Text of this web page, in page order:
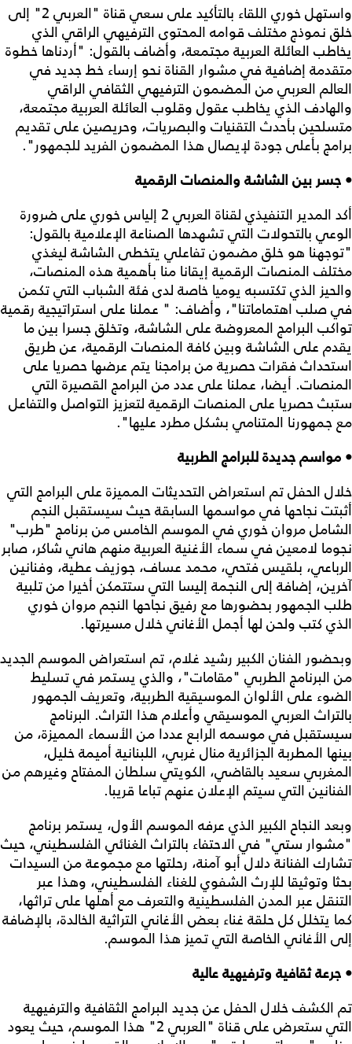
واستهل خوري اللقاء بالتأكيد على سعي قناة "العربي 2" إلى
خلق نموذج مختلف قوامه المحتوى الترفيهي الراقي الذي
يخاطب العائلة العربية مجتمعة، وأضاف بالقول: "أردناها خطوة
متقدمة إضافية في مشوار القناة نحو إرساء خط جديد في
العالم العربي من المضمون الترفيهي الثقافي الراقي
والهادف الذي يخاطب عقول وقلوب العائلة العربية مجتمعة،
متسلحين بأحدث التقنيات والبصريات، وحريصين على تقديم
برامج بأعلى جودة لإيصال هذا المضمون الفريد للجمهور".
• جسر بين الشاشة والمنصات الرقمية
أكد المدير التنفيذي لقناة العربي 2 إلياس خوري على ضرورة
الوعي بالتحولات التي تشهدها الصناعة الإعلامية بالقول:
"توجهنا هو خلق مضمون تفاعلي يتخطى الشاشة ليغذي
مختلف المنصات الرقمية إيقانا منا بأهمية هذه المنصات،
والحيز الذي تكتسبه يوميا خاصة لدى فئة الشباب التي تكمن
في صلب اهتماماتنا"، وأضاف: " عملنا على استراتيجية رقمية
تواكب البرامج المعروضة على الشاشة، وتخلق جسرا بين ما
يقدم على الشاشة وبين كافة المنصات الرقمية، عن طريق
استحداث فقرات حصرية من برامجنا يتم عرضها حصريا على
المنصات. أيضا، عملنا على عدد من البرامج القصيرة التي
ستبث حصريا على المنصات الرقمية لتعزيز التواصل والتفاعل
مع جمهورنا المتنامي بشكل مطرد عليها".
• مواسم جديدة للبرامج الطربية
خلال الحفل تم استعراض التحديثات المميزة على البرامج التي
أثبتت نجاحها في مواسمها السابقة حيث سيستقبل النجم
الشامل مروان خوري في الموسم الخامس من برنامج "طرب"
نجوما لامعين في سماء الأغنية العربية منهم هاني شاكر، صابر
الرباعي، بلقيس فتحي، محمد عساف، جوزيف عطية، وفنانين
آخرين، إضافة إلى النجمة إليسا التي ستتمكن أخيرا من تلبية
طلب الجمهور بحضورها مع رفيق نجاحها النجم مروان خوري
الذي كتب ولحن لها أجمل الأغاني خلال مسيرتها.
وبحضور الفنان الكبير رشيد غلام، تم استعراض الموسم الجديد
من البرنامج الطربي "مقامات"، والذي يستمر في تسليط
الضوء على الألوان الموسيقية الطربية، وتعريف الجمهور
بالتراث العربي الموسيقي وأعلام هذا التراث. البرنامج
سيستقبل في موسمه الرابع عددا من الأسماء المميزة، من
بينها المطربة الجزائرية منال غربي، اللبنانية أميمة خليل،
المغربي سعيد بالقاضي، الكويتي سلطان المفتاح وغيرهم من
الفنانين التي سيتم الإعلان عنهم تباعا قريبا.
وبعد النجاح الكبير الذي عرفه الموسم الأول، يستمر برنامج
"مشوار ستي" في الاحتفاء بالتراث الغنائي الفلسطيني، حيث
تشارك الفنانة دلال أبو آمنة، رحلتها مع مجموعة من السيدات
بحثا وتوثيقا للإرث الشفوي للغناء الفلسطيني، وهذا عبر
التنقل عبر المدن الفلسطينية والتعرف مع أهلها على تراثها،
كما يتخلل كل حلقة غناء بعض الأغاني التراثية الخالدة، بالإضافة
إلى الأغاني الخاصة التي تميز هذا الموسم.
• جرعة ثقافية وترفيهية عالية
تم الكشف خلال الحفل عن جديد البرامج الثقافية والترفيهية
التي ستعرض على قناة "العربي 2" هذا الموسم، حيث يعود